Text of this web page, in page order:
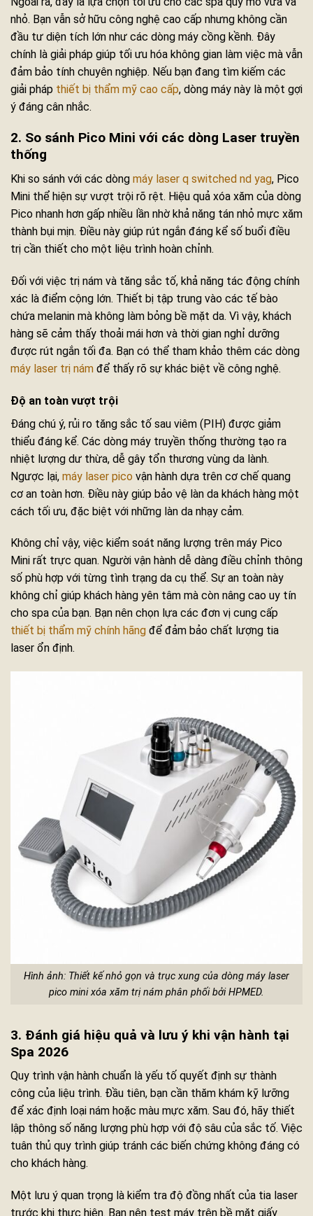
nhỏ. Bạn vẫn sở hữu công nghệ cao cấp nhưng không cần
đầu tư diện tích lớn như các dòng máy cồng kềnh. Đây
chính là giải pháp giúp tối ưu hóa không gian làm việc mà vẫn
đảm bảo tính chuyên nghiệp. Nếu bạn đang tìm kiếm các
giải pháp thiết bị thẩm mỹ cao cấp, dòng máy này là một gợi
ý đáng cân nhắc.
2. So sánh Pico Mini với các dòng Laser truyền
thống
Khi so sánh với các dòng máy laser q switched nd yag, Pico
Mini thể hiện sự vượt trội rõ rệt. Hiệu quả xóa xăm của dòng
Pico nhanh hơn gấp nhiều lần nhờ khả năng tán nhỏ mực xăm
thành bụi mịn. Điều này giúp rút ngắn đáng kể số buổi điều
trị cần thiết cho một liệu trình hoàn chỉnh.
Đối với việc trị nám và tăng sắc tố, khả năng tác động chính
xác là điểm cộng lớn. Thiết bị tập trung vào các tế bào
chứa melanin mà không làm bỏng bề mặt da. Vì vậy, khách
hàng sẽ cảm thấy thoải mái hơn và thời gian nghỉ dưỡng
được rút ngắn tối đa. Bạn có thể tham khảo thêm các dòng
máy laser trị nám để thấy rõ sự khác biệt về công nghệ.
Độ an toàn vượt trội
Đáng chú ý, rủi ro tăng sắc tố sau viêm (PIH) được giảm
thiểu đáng kể. Các dòng máy truyền thống thường tạo ra
nhiệt lượng dư thừa, dễ gây tổn thương vùng da lành.
Ngược lại, máy laser pico vận hành dựa trên cơ chế quang
cơ an toàn hơn. Điều này giúp bảo vệ làn da khách hàng một
cách tối ưu, đặc biệt với những làn da nhạy cảm.
Không chỉ vậy, việc kiểm soát năng lượng trên máy Pico
Mini rất trực quan. Người vận hành dễ dàng điều chỉnh thông
số phù hợp với từng tình trạng da cụ thể. Sự an toàn này
không chỉ giúp khách hàng yên tâm mà còn nâng cao uy tín
cho spa của bạn. Bạn nên chọn lựa các đơn vị cung cấp
thiết bị thẩm mỹ chính hãng để đảm bảo chất lượng tia
laser ổn định.
Hình ảnh: Thiết kế nhỏ gọn và trục xung của dòng máy laser
pico mini xóa xăm trị nám phân phối bởi HPMED.
3. Đánh giá hiệu quả và lưu ý khi vận hành tại
Spa 2026
Quy trình vận hành chuẩn là yếu tố quyết định sự thành
công của liệu trình. Đầu tiên, bạn cần thăm khám kỹ lưỡng
để xác định loại nám hoặc màu mực xăm. Sau đó, hãy thiết
lập thông số năng lượng phù hợp với độ sâu của sắc tố. Việc
tuân thủ quy trình giúp tránh các biến chứng không đáng có
cho khách hàng.
Một lưu ý quan trọng là kiểm tra độ đồng nhất của tia laser
trước khi thực hiện. Bạn nên test máy trên bề mặt giấy